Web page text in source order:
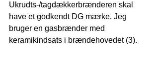
Ukrudts-/tagdækkerbrænderen skal
have et godkendt DG mærke. Jeg
bruger en gasbrænder med
keramikindsats i brændehovedet (3).